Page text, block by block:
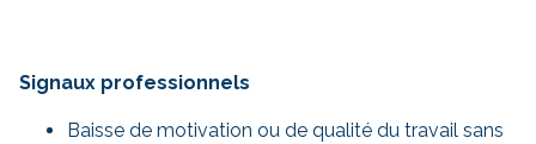
Signaux professionnels
Baisse de motivation ou de qualité du travail sans